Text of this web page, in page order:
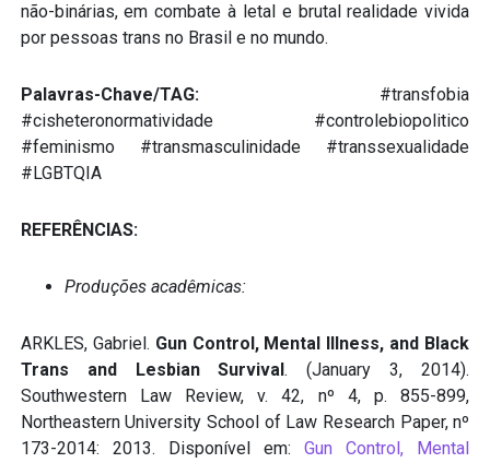
não-binárias, em combate à letal e brutal realidade vivida
por pessoas trans no Brasil e no mundo.
Palavras-Chave/TAG: #transfobia
#cisheteronormatividade #controlebiopolitico
#feminismo #transmasculinidade #transsexualidade
#LGBTQIA
REFERÊNCIAS:
Produções acadêmicas:
ARKLES, Gabriel. Gun Control, Mental Illness, and Black
Trans and Lesbian Survival. (January 3, 2014).
Southwestern Law Review, v. 42, nº 4, p. 855-899,
Northeastern University School of Law Research Paper, nº
173-2014: 2013. Disponível em:Gun Control, Mental